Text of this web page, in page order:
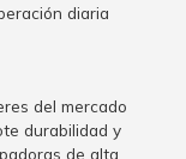
diaria
del mercado
durabilidad y
de alta